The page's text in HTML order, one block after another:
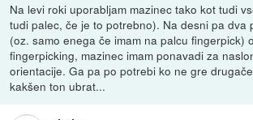
Na levi roki uporabljam mazinec tako kot tudi
tudi palec, če je to potrebno). Na desni pa dva
(oz. samo enega če imam na palcu fingerpick)
fingerpicking, mazinec imam ponavadi za
orientacije. Ga pa po potrebi ko ne gre
kakšen ton ubrat...